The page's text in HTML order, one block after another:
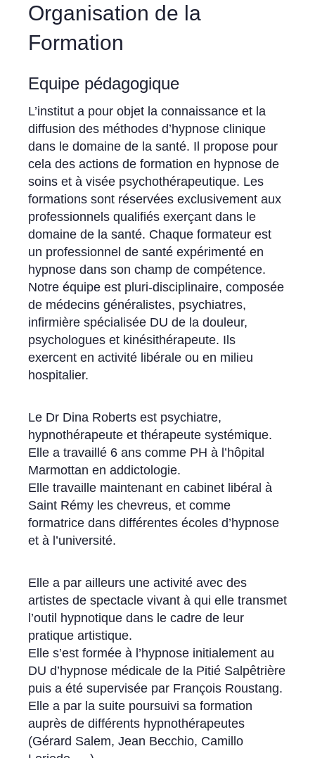
Organisation de la
Formation
Equipe pédagogique
L’institut a pour objet la connaissance et la
diffusion des méthodes d’hypnose clinique
dans le domaine de la santé. Il propose pour
cela des actions de formation en hypnose de
soins et à visée psychothérapeutique. Les
formations sont réservées exclusivement aux
professionnels qualifiés exerçant dans le
domaine de la santé. Chaque formateur est
un professionnel de santé expérimenté en
hypnose dans son champ de compétence.
Notre équipe est pluri-disciplinaire, composée
de médecins généralistes, psychiatres,
infirmière spécialisée DU de la douleur,
psychologues et kinésithérapeute. Ils
exercent en activité libérale ou en milieu
hospitalier.
Le Dr Dina Roberts est psychiatre,
hypnothérapeute et thérapeute systémique.
Elle a travaillé 6 ans comme PH à l’hôpital
Marmottan en addictologie.
Elle travaille maintenant en cabinet libéral à
Saint Rémy les chevreus, et comme
formatrice dans différentes écoles d’hypnose
et à l’université.
Elle a par ailleurs une activité avec des
artistes de spectacle vivant à qui elle transmet
l’outil hypnotique dans le cadre de leur
pratique artistique.
Elle s’est formée à l’hypnose initialement au
DU d’hypnose médicale de la Pitié Salpêtrière
puis a été supervisée par François Roustang.
Elle a par la suite poursuivi sa formation
auprès de différents hypnothérapeutes
(Gérard Salem, Jean Becchio, Camillo